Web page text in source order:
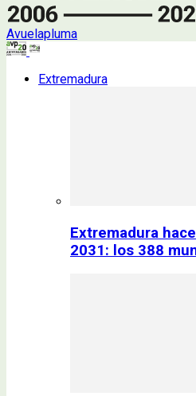
Avuelapluma
Extremadura
Extremadura
2031: los 388